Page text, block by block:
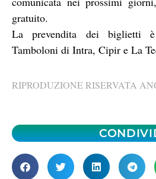
gratuito.
La prevendita dei biglietti
Tamboloni di Intra, Cipir e La
RIPRODUZIONE RISERVATA